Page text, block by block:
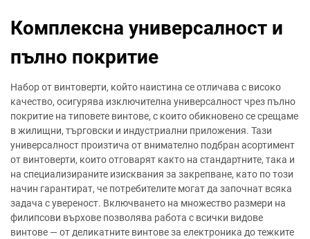
Комплексна универсалност и
пълно покритие
Набор от винтоверти, който наистина се отличава с високо
качество, осигурява изключителна универсалност чрез пълно
покритие на типовете винтове, с които обикновено се срещаме
в жилищни, търговски и индустриални приложения. Тази
универсалност произтича от внимателно подбран асортимент
от винтоверти, които отговарят както на стандартните, така и
на специализираните изисквания за закрепване, като по този
начин гарантират, че потребителите могат да започнат всяка
задача с увереност. Включването на множество размери на
филипсови върхове позволява работа с всички видове
винтове — от деликатните винтове за електроника до тежките